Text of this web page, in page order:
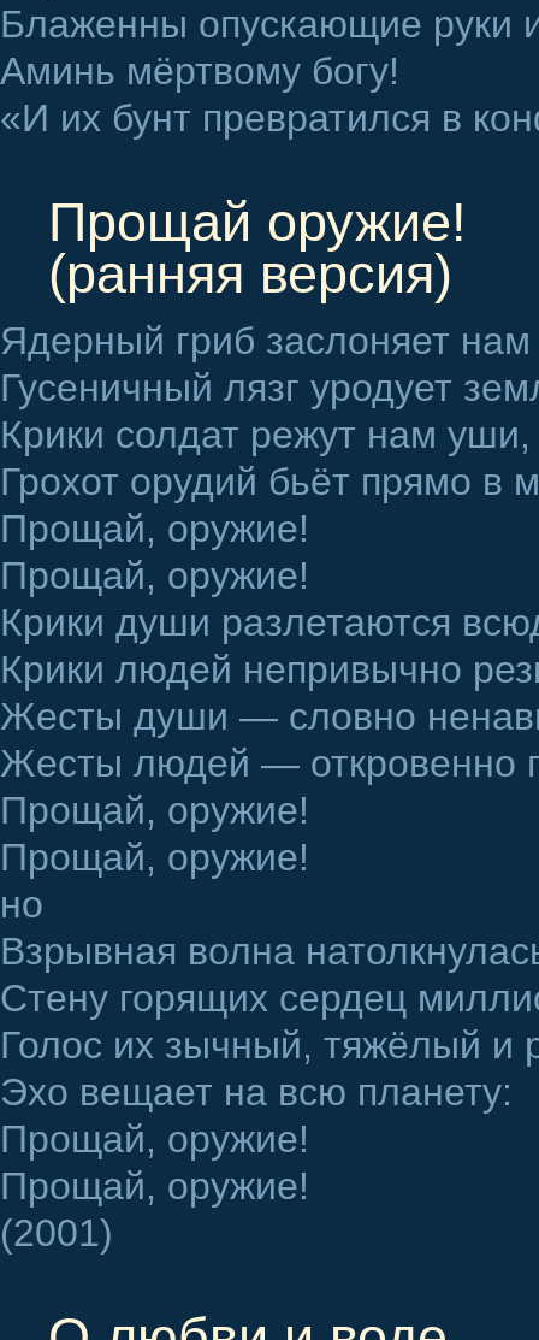
Блаженны опускающие
Аминь мёртвому богу!
«И их бунт превратился в
Прощай оружие!
(ранняя версия)
Ядерный гриб заслоняет
Гусеничный лязг уродует
Крики солдат режут нам уши,
Грохот орудий бьёт прямо в
Прощай, оружие!
Прощай, оружие!
Крики души разлетаются
Крики людей непривычно
Жесты души — словно
Жесты людей — откровенно
Прощай, оружие!
Прощай, оружие!
но
Взрывная волна
Стену горящих сердец
Голос их зычный, тяжёлый и
Эхо вещает на всю планету:
Прощай, оружие!
Прощай, оружие!
(2001)